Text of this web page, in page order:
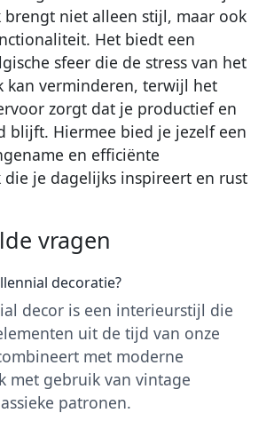
niet alleen stijl, maar ook
Het biedt een
sfeer die de stress van het
kan verminderen, terwijl het
zorgt dat je productief en
blijft. Hiermee bied je jezelf een
en efficiënte
je dagelijks inspireert en rust
vragen
decoratie?
decor is een interieurstijl die
uit de tijd van onze
met moderne
met gebruik van vintage
patronen.